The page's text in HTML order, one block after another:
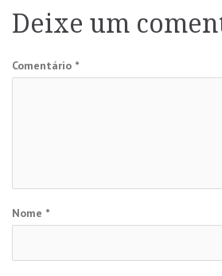
Deixe um
Comentário *
Nome *